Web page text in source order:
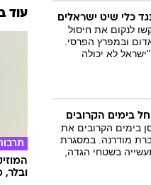
לוח חופשות וחגים
לוח שנה
כלי שיט ישראלים
לנקום את חיסול
ובמפרץ הפרסי.
"ישראל לא יכולה
בימים הקרובים
בימים הקרובים את
מודרנה. במסגרת
בשטחי הגדה,
עוד
ובלר,